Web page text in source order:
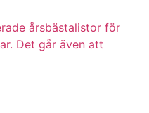
årsbästalistor för
Det går även att